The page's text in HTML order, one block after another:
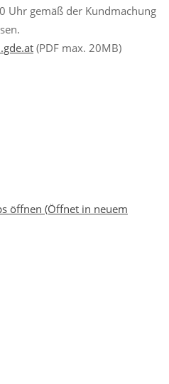
Uhr gemäß der Kundmachung
(PDF max. 20MB)
öffnen (Öffnet in neuem